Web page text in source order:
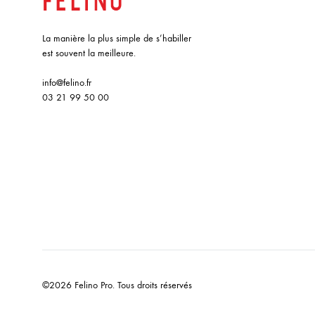
La manière la plus simple de s’habiller
est souvent la meilleure.
info@felino.fr
03 21 99 50 00
©2026 Felino Pro. Tous droits réservés